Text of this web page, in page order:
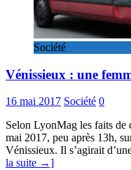
Société
Vénissieux : une
16 mai 2017 Société 0
Selon LyonMag les faits de
mai 2017, peu après 13h,
Vénissieux. Il s’agirait
la suite →]